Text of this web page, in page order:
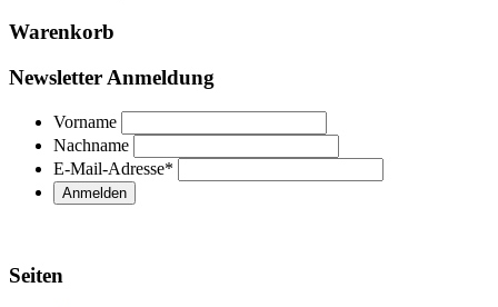
Warenkorb
Newsletter Anmeldung
Vorname
Nachname
E-Mail-Adresse*
Seiten